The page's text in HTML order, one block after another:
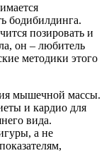
бодибилдинга.
позировать и
он – любитель
методики этого
мышечной массы.
и кардио для
вида.
а не